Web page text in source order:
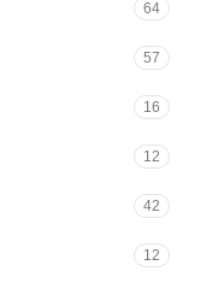
64
57
16
12
42
12